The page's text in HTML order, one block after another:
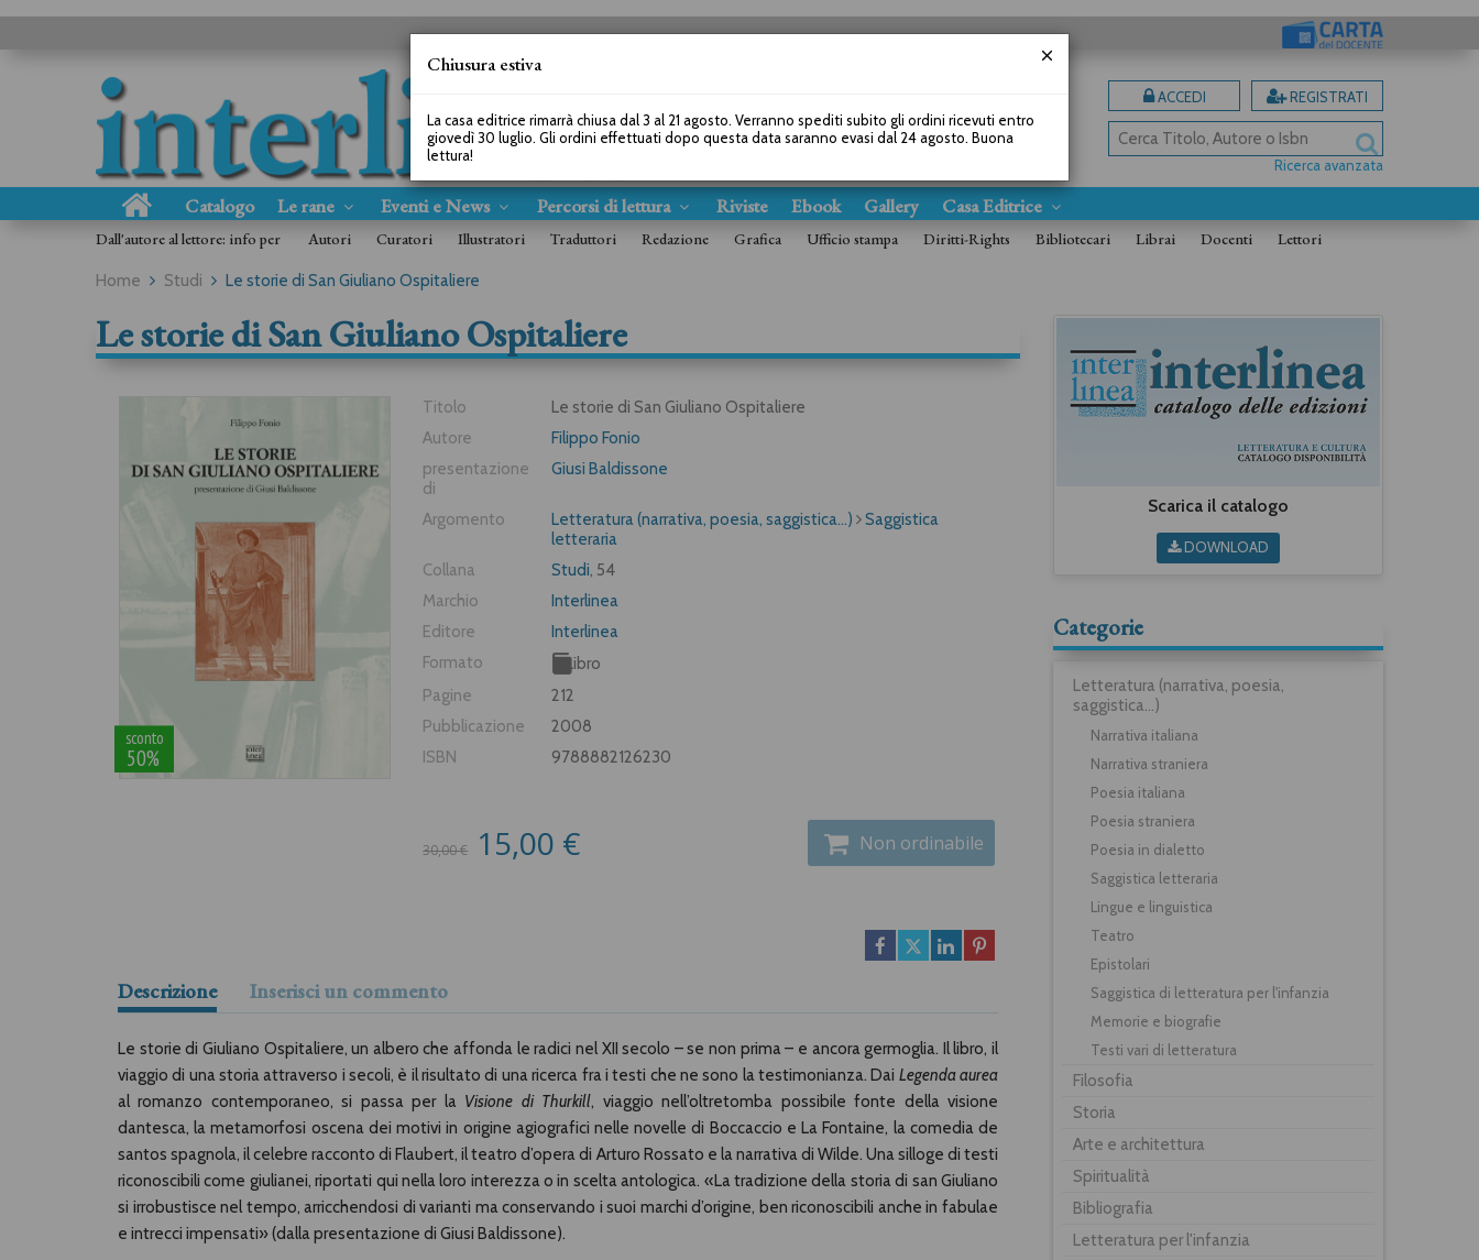
ACCEDI REGISTRATI
Ricerca avanzata
Catalogo Le rane Eventi e News Percorsi di lettura Riviste Ebook Gallery Casa Editrice
Dall'autore al lettore: info per Autori Curatori Illustratori Traduttori Redazione Grafica Ufficio stampa Diritti-Rights Bibliotecari Librai Docenti Lettori
Home Studi Le storie di San Giuliano Ospitaliere
Le storie di San Giuliano Ospitaliere
sconto
50%
Titolo
Le storie di San Giuliano Ospitaliere
Autore
Filippo Fonio
presentazione
di
Giusi Baldissone
Argomento Letteratura (narrativa, poesia, saggistica...)
Saggistica
letteraria
Collana
Studi, 54
Marchio
Interlinea
Editore
Interlinea
Formato
Libro
Pagine
212
Pubblicazione
2008
ISBN
9788882126230
30,00 € 15,00 € Non ordinabile
Descrizione Inserisci un commento
Le storie di Giuliano Ospitaliere, un albero che affonda le radici nel XII secolo – se non prima – e ancora germoglia. Il libro, il
viaggio di una storia attraverso i secoli, è il risultato di una ricerca fra i testi che ne sono la testimonianza. Dai Legenda aurea
al romanzo contemporaneo, si passa per la Visione di Thurkill, viaggio nell’oltretomba possibile fonte della visione
dantesca, la metamorfosi oscena dei motivi in origine agiografici nelle novelle di Boccaccio e La Fontaine, la comedia de
santos spagnola, il celebre racconto di Flaubert, il teatro d’opera di Arturo Rossato e la narrativa di Wilde. Una silloge di testi
riconoscibili come giulianei, riportati qui nella loro interezza o in scelta antologica. «La tradizione della storia di san Giuliano
si irrobustisce nel tempo, arricchendosi di varianti ma conservando i suoi marchi d’origine, ben riconoscibili anche in fabulae
e intrecci impensati» (dalla presentazione di Giusi Baldissone).
Scarica il catalogo
DOWNLOAD
Categorie
Letteratura (narrativa, poesia,
saggistica...)
Narrativa italiana
Narrativa straniera
Poesia italiana
Poesia straniera
Poesia in dialetto
Saggistica letteraria
Lingue e linguistica
Teatro
Epistolari
Saggistica di letteratura per l'infanzia
Memorie e biografie
Testi vari di letteratura
Filosofia
Storia
Arte e architettura
Spiritualità
Bibliografia
Letteratura per l'infanzia
Chiusura estiva
La casa editrice rimarrà chiusa dal 3 al 21 agosto. Verranno spediti subito gli ordini ricevuti entro
giovedì 30 luglio. Gli ordini effettuati dopo questa data saranno evasi dal 24 agosto. Buona
lettura!